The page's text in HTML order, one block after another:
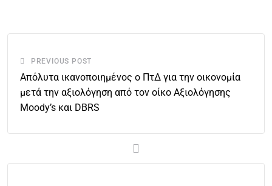
PREVIOUS POST
Απόλυτα ικανοποιημένος ο ΠτΔ για την οικονομία
μετά την αξιολόγηση από τον οίκο Αξιολόγησης
Moody’s και DBRS